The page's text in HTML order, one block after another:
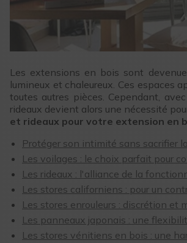
Les extensions en bois sont
lumineux et chaleureux. Ces espaces
toutes autres pièces. Cependant,
rideaux devient alors une nécessité
et rideaux pour votre extension en
Protéger son intimité sans sacrifier
Les voilages : le choix parfait pour
Les rideaux : l'alliance de la
Les stores californiens : pour un
Les stores enrouleurs : discrétion et
Les panneaux japonais : une
Les stores vénitiens en bois : une